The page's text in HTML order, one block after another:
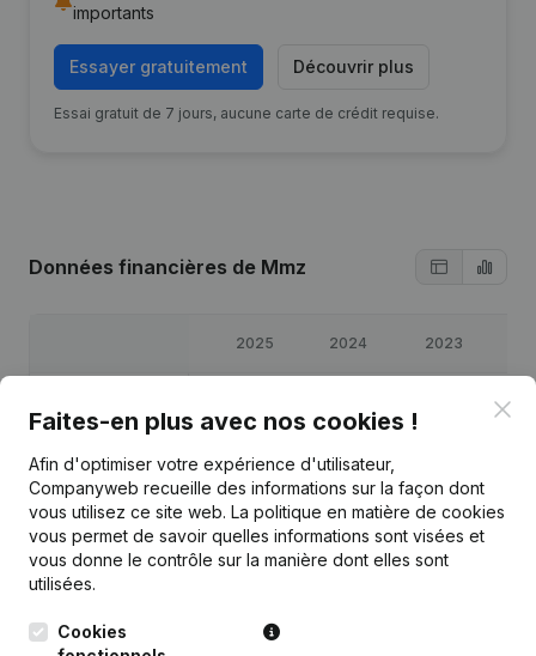
importants
Essayer gratuitement Découvrir plus
Essai gratuit de 7 jours, aucune carte de crédit requise.
Données financières de Mmz
2025 2024 2023
€33
Capitaux propres €76 817 €83 528
Marge brute €202 348 €134 513 €157 362 €
Personnel
Faites-en plus avec nos cookies !
Afin d'optimiser votre expérience d'utilisateur,
Companyweb recueille des informations sur la façon dont
vous utilisez ce site web. La politique en matière de cookies
vous permet de savoir quelles informations sont visées et
vous donne le contrôle sur la manière dont elles sont
utilisées.
Cookies